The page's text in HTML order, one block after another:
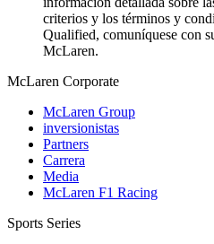
criterios y los términos y
Qualified, comuníquese con
McLaren.
McLaren Corporate
McLaren Group
inversionistas
Partners
Carrera
Media
McLaren F1 Racing
Sports Series